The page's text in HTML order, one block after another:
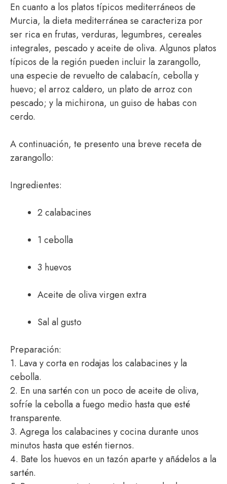
En cuanto a los platos típicos mediterráneos de
Murcia, la dieta mediterránea se caracteriza por
ser rica en frutas, verduras, legumbres, cereales
integrales, pescado y aceite de oliva. Algunos platos
típicos de la región pueden incluir la zarangollo,
una especie de revuelto de calabacín, cebolla y
huevo; el arroz caldero, un plato de arroz con
pescado; y la michirona, un guiso de habas con
cerdo.
A continuación, te presento una breve receta de
zarangollo:
Ingredientes:
2 calabacines
1 cebolla
3 huevos
Aceite de oliva virgen extra
Sal al gusto
Preparación:
1. Lava y corta en rodajas los calabacines y la
cebolla.
2. En una sartén con un poco de aceite de oliva,
sofríe la cebolla a fuego medio hasta que esté
transparente.
3. Agrega los calabacines y cocina durante unos
minutos hasta que estén tiernos.
4. Bate los huevos en un tazón aparte y añádelos a la
sartén.